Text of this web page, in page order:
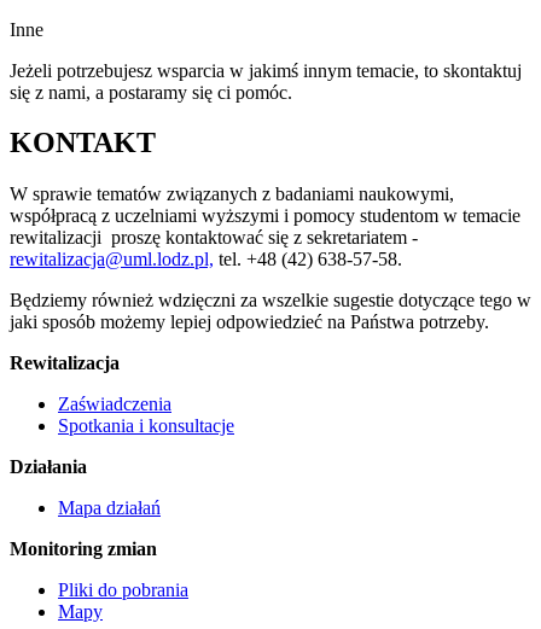
Inne
Jeżeli potrzebujesz wsparcia w jakimś innym temacie, to skontaktuj
się z nami, a postaramy się ci pomóc.
KONTAKT
W sprawie tematów związanych z badaniami naukowymi,
współpracą z uczelniami wyższymi i pomocy studentom w temacie
rewitalizacji proszę kontaktować się z sekretariatem -
rewitalizacja@uml.lodz.pl, tel. +48 (42) 638-57-58.
Będziemy również wdzięczni za wszelkie sugestie dotyczące tego w
jaki sposób możemy lepiej odpowiedzieć na Państwa potrzeby.
Rewitalizacja
Zaświadczenia
Spotkania i konsultacje
Działania
Mapa działań
Monitoring zmian
Pliki do pobrania
Mapy